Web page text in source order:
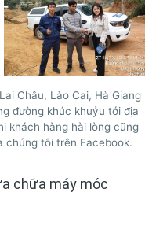
Châu, Lào Cai, Hà Giang
đường khúc khuỷu tới địa
khách hàng hài lòng cũng
chúng tôi trên Facebook.
chữa máy móc